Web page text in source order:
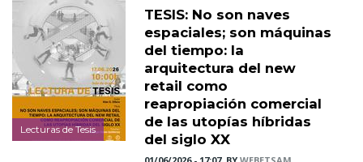
Lecturas de Tesis
TESIS: No son naves
espaciales; son máquinas
del tiempo: la
arquitectura del new
retail como
reapropiación comercial
de las utopías híbridas
del siglo XX